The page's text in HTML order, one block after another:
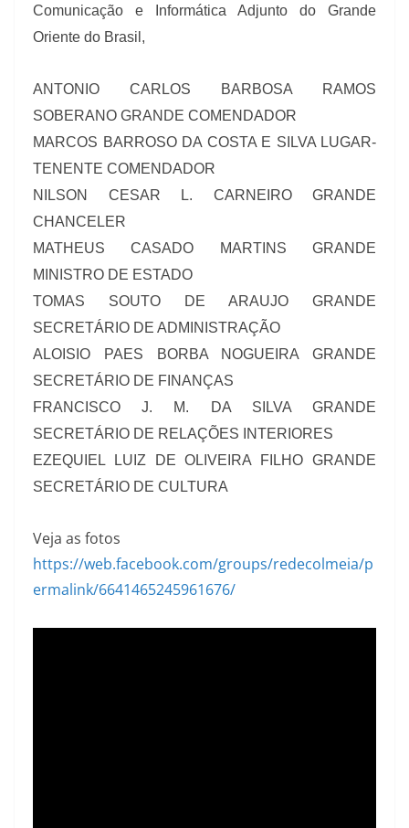
Comunicação e Informática Adjunto do Grande
Oriente do Brasil,
ANTONIO CARLOS BARBOSA RAMOS
SOBERANO GRANDE COMENDADOR
MARCOS BARROSO DA COSTA E SILVA LUGAR-
TENENTE COMENDADOR
NILSON CESAR L. CARNEIRO GRANDE
CHANCELER
MATHEUS CASADO MARTINS GRANDE
MINISTRO DE ESTADO
TOMAS SOUTO DE ARAUJO GRANDE
SECRETÁRIO DE ADMINISTRAÇÃO
ALOISIO PAES BORBA NOGUEIRA GRANDE
SECRETÁRIO DE FINANÇAS
FRANCISCO J. M. DA SILVA GRANDE
SECRETÁRIO DE RELAÇÕES INTERIORES
EZEQUIEL LUIZ DE OLIVEIRA FILHO GRANDE
SECRETÁRIO DE CULTURA
Veja as fotos
https://web.facebook.com/groups/redecolmeia/p
ermalink/6641465245961676/